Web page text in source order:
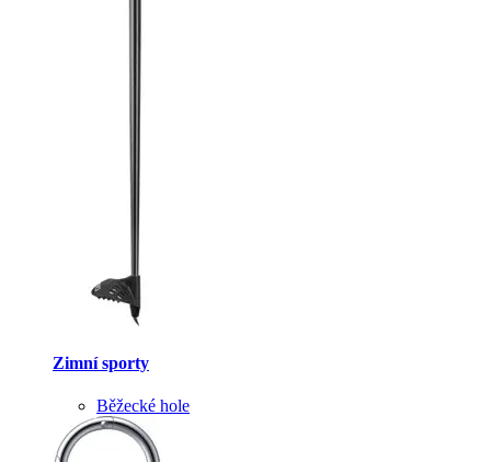
Zimní sporty
Běžecké hole